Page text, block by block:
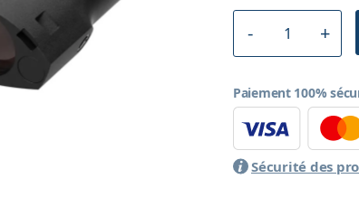
Paiement 100%
Sécurité des